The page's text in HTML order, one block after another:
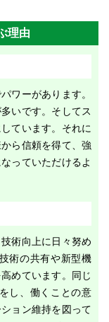
理由
ワーがあります。
いです。そしてス
ています。それに
ら信頼を得て、強
っていただけるよ
術向上に日々努め
術の共有や新型機
めています。同じ
し、働くことの意
ョン維持を図って